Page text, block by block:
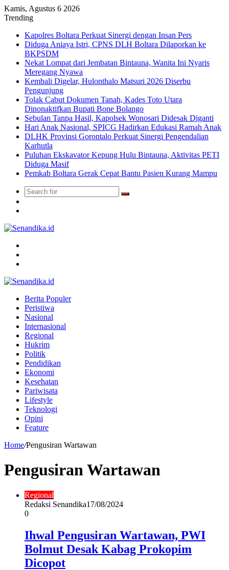
Kamis, Agustus 6 2026
Trending
Kapolres Boltara Perkuat Sinergi dengan Insan Pers
Diduga Aniaya Istri, CPNS DLH Boltara Dilaporkan ke
BKPSDM
Nekat Lompat dari Jembatan Bintauna, Wanita Ini Nyaris
Meregang Nyawa
Kembali Digelar, Hulonthalo Matsuri 2026 Diserbu
Pengunjung
Tolak Cabut Dokumen Tanah, Kades Toto Utara
Dinonaktifkan Bupati Bone Bolango
Sebulan Tanpa Hasil, Kapolsek Wonosari Didesak Diganti
Hari Anak Nasional, SPICG Hadirkan Edukasi Ramah Anak
DLHK Provinsi Gorontalo Perkuat Sinergi Pengendalian
Karhutla
Puluhan Ekskavator Kepung Hulu Bintauna, Aktivitas PETI
Diduga Masif
Pemkab Boltara Gerak Cepat Bantu Pasien Kurang Mampu
Search
Berita Populer
Peristiwa
Nasional
Internasional
Regional
Hukrim
Politik
Pendidikan
Ekonomi
Kesehatan
Pariwisata
Lifestyle
Teknologi
Opini
Feature
Home/Pengusiran Wartawan
Pengusiran Wartawan
Regional
Redaksi Senandika17/08/2024
0
Ihwal Pengusiran Wartawan, PWI
Bolmut Desak Kabag Prokopim
Dicopot